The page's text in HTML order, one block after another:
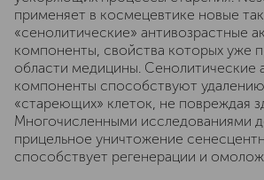
применяет в космецевтике новые
«сенолитические» антивозрастные
компоненты, свойства которых уже
области медицины. Сенолитические
компоненты способствуют
«стареющих» клеток, не повреждая
Многочисленными исследованиями
прицельное уничтожение
способствует регенерации и